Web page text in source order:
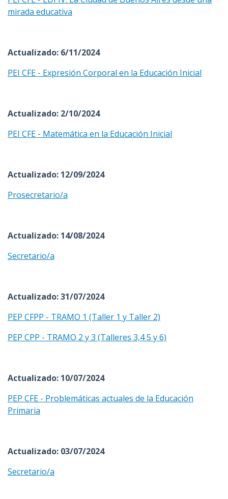
mirada educativa
Actualizado: 6/11/2024
PEI CFE - Expresión Corporal en la Educación Inicial
Actualizado: 2/10/2024
PEI CFE - Matemática en la Educación Inicial
Actualizado: 12/09/2024
Prosecretario/a
Actualizado: 14/08/2024
Secretario/a
Actualizado: 31/07/2024
PEP CFPP - TRAMO 1 (Taller 1 y Taller 2)
PEP CPP - TRAMO 2 y 3 (Talleres 3,4 5 y 6)
Actualizado: 10/07/2024
PEP CFE - Problemáticas actuales de la Educación
Primaria
Actualizado: 03/07/2024
Secretario/a